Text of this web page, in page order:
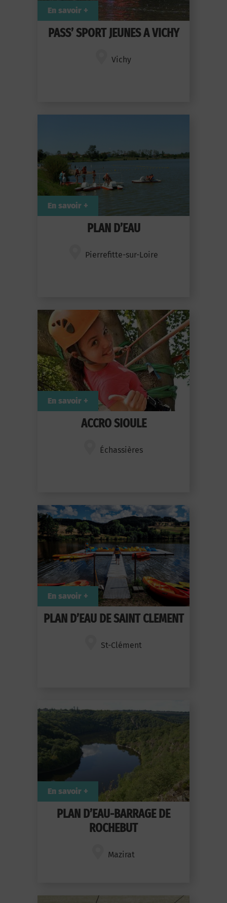
PASS’ SPORT JEUNES A VICHY
Vichy
En savoir +
PLAN D’EAU
Pierrefitte-sur-Loire
En savoir +
ACCRO SIOULE
Échassières
En savoir +
PLAN D’EAU DE SAINT CLEMENT
St-Clément
En savoir +
PLAN D’EAU-BARRAGE DE
ROCHEBUT
Mazirat
En savoir +